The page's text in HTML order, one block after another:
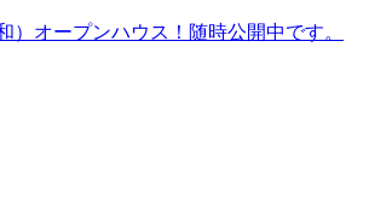
オープンハウス！随時公開中です。